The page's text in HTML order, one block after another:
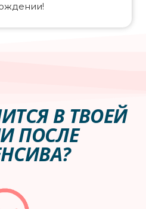
В ТВОЕЙ
ПОСЛЕ